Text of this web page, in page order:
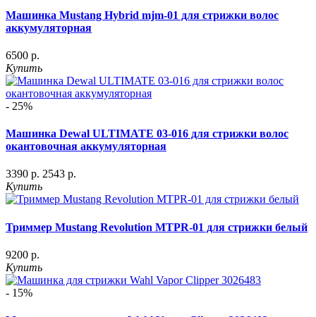
Машинка Mustang Hybrid mjm-01 для стрижки волос
аккумуляторная
6500 р.
Купить
- 25%
Машинка Dewal ULTIMATE 03-016 для стрижки волос
окантовочная аккумуляторная
3390 р. 2543 р.
Купить
Триммер Mustang Revolution MTPR-01 для стрижки белый
9200 р.
Купить
- 15%